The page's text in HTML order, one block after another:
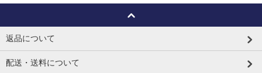
返品について
配送・送料について